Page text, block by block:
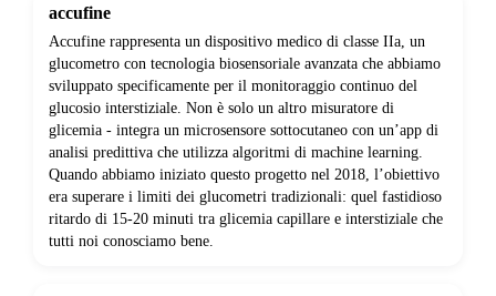
accufine
Accufine rappresenta un dispositivo medico di classe IIa, un
glucometro con tecnologia biosensoriale avanzata che abbiamo
sviluppato specificamente per il monitoraggio continuo del
glucosio interstiziale. Non è solo un altro misuratore di
glicemia - integra un microsensore sottocutaneo con un’app di
analisi predittiva che utilizza algoritmi di machine learning.
Quando abbiamo iniziato questo progetto nel 2018, l’obiettivo
era superare i limiti dei glucometri tradizionali: quel fastidioso
ritardo di 15-20 minuti tra glicemia capillare e interstiziale che
tutti noi conosciamo bene.